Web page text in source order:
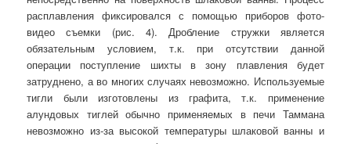
расплавления фиксировался с помощью приборов фото-
видео съемки (рис. 4). Дробление стружки является
обязательным условием, т.к. при отсутствии данной
операции поступление шихты в зону плавления будет
затруднено, а во многих случаях невозможно. Используемые
тигли были изготовлены из графита, т.к. применение
алундовых тиглей обычно применяемых в печи Таммана
невозможно из-за высокой температуры шлаковой ванны и